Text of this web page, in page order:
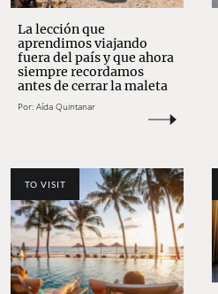
La lección que
aprendimos viajando
fuera del país y que ahora
siempre recordamos
antes de cerrar la maleta
Por: Aída Quintanar
TO VISIT